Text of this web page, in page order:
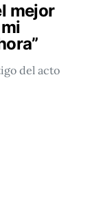
mejor
del acto